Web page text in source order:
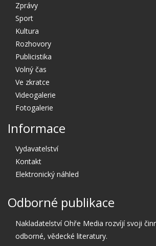
Zprávy
Sport
Kultura
Rozhovory
Publicistika
Volný čas
Ve zkratce
Videogalerie
Fotogalerie
Informace
Vydavatelství
Kontakt
Elektronický náhled
Odborné publikace
Nakladatelství Ohře Media rozvíjí svoji
odborné, vědecké literatury.